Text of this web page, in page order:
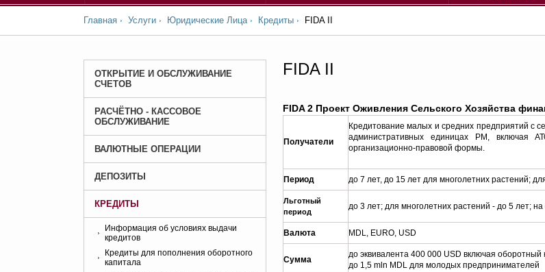
Главная Услуги Юридические Лица Кредиты FIDA II
ОТКРЫТИЕ И ОБСЛУЖИВАНИЕ
СЧЕТОВ
РАСЧЁТНО - КАССОВОЕ
ОБСЛУЖИВАНИЕ
ВАЛЮТНЫЕ ОПЕРАЦИИ
ДЕПОЗИТЫ
КРЕДИТЫ
Информация об условиях выдачи
кредитов
Кредиты для пополнения оборотного
капитала
FIDA II
FIDA 2 Проект Оживления Сельского Хозяйства
Получатели
Кредитование малых и средних предприятий с
административных единицах РМ, включая
организационно-правовой формы.
Период до 7 лет, до 15 лет для многолетних растений;
Льготный
период
до 3 лет; для многолетних растений - до 5 лет;
Валюта MDL, EURO, USD
Сумма
до эквивалента 400 000 USD включая оборотный
до 1,5 mln MDL для молодых предпринимателей